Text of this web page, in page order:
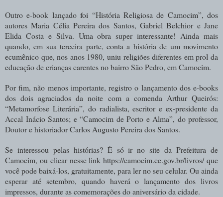
Outro e-book lançado foi “História Religiosa de Camocim”, dos
autores Maria Célia Pereira dos Santos, Gabriel Belchior e Jane
Elida Costa e Silva. Uma obra super interessante! Ainda mais
quando, em sua terceira parte, conta a história de um movimento
ecumênico que, nos anos 1980, uniu religiões diferentes em prol da
educação de crianças carentes no bairro São Pedro, em Camocim.
Por fim, não menos importante, registro o lançamento dos e-books
dos dois agraciados da noite com a comenda Arthur Queirós:
“Metamorfose Literária”, do radialista, escritor e ex-presidente da
Accal Inácio Santos; e “Camocim de Porto e Alma”, do professor,
Doutor e historiador Carlos Augusto Pereira dos Santos.
Se interessou pelas histórias? É só ir no site da Prefeitura de
Camocim, ou clicar nesse link https://camocim.ce.gov.br/livros/ que
você pode baixá-los, gratuitamente, para ler no seu celular. Ou ainda
esperar até setembro, quando haverá o lançamento dos livros
impressos, durante as comemorações do aniversário da cidade.